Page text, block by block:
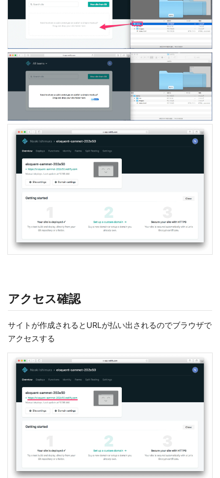
アクセス確認
サイトが作成されるとURLが払い出されるのでブラウザで
アクセスする